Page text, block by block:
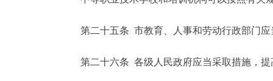
第二十五条 市教育、人事和劳动行政部门应
第二十六条 各级人民政府应当采取措施，提